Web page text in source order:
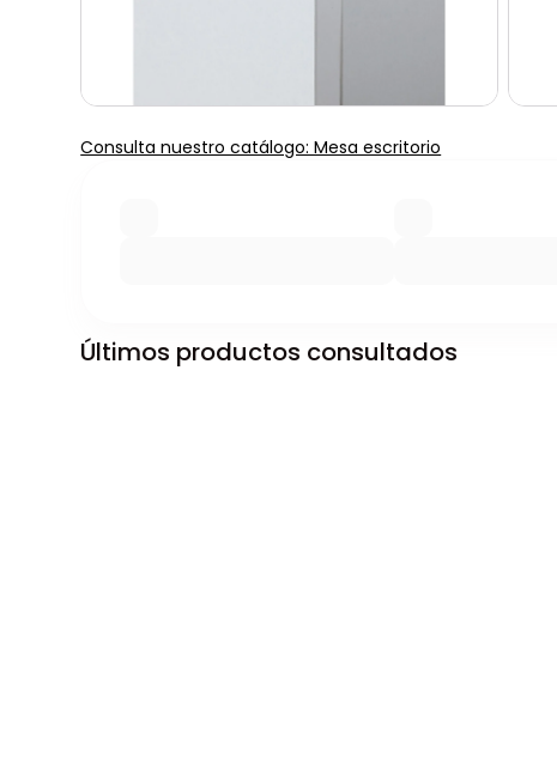
Consulta nuestro catálogo: Mesa escritorio
Últimos productos consultados